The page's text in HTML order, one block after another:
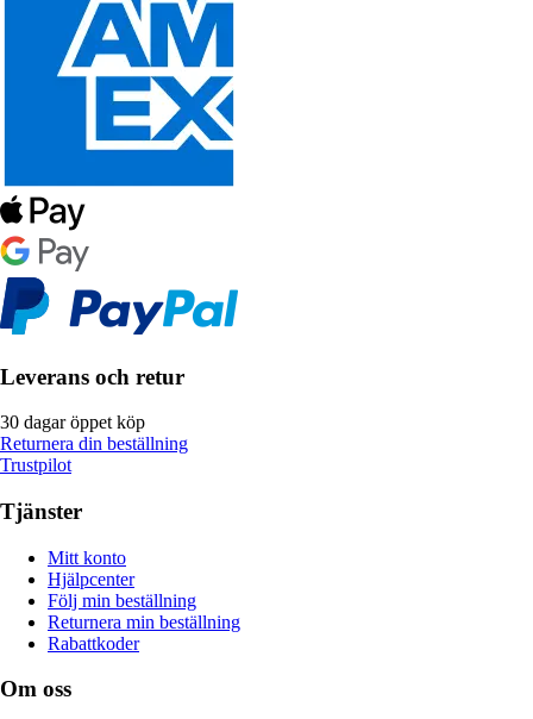
Leverans och retur
30 dagar öppet köp
Returnera din beställning
Trustpilot
Tjänster
Mitt konto
Hjälpcenter
Följ min beställning
Returnera min beställning
Rabattkoder
Om oss